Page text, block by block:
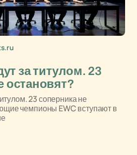
за титулом. 23
остановят?
23 соперника не
чемпионы EWC вступают в